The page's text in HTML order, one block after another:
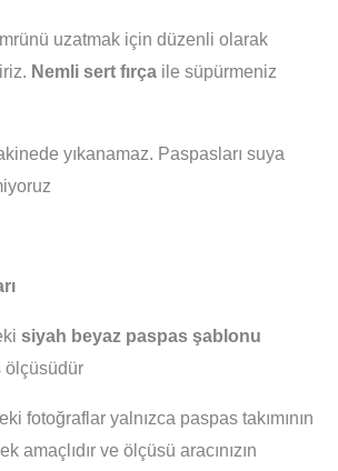
uzatmak için düzenli olarak
Nemli sert fırça ile süpürmeniz
yıkanamaz. Paspasları suya
siyah beyaz paspas şablonu
ölçüsüdür
fotoğraflar yalnızca paspas takımının
amaçlıdır ve ölçüsü aracınızın